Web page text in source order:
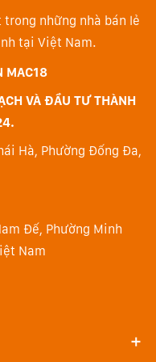
2024 được thiết kế
TrueStrike với chất
Bàn phím của máy có
trong những nhà bán lẻ
tại Việt Nam.
MAC18
VÀ ĐẦU TƯ THÀNH
Hà, Phường Đống Đa,
Đế, Phường Minh
Nam